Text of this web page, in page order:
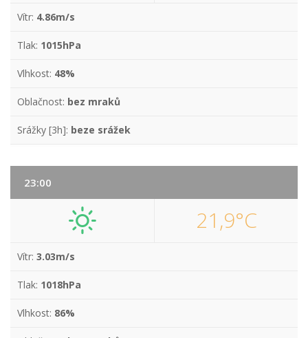
Vítr: 4.86m/s
Tlak: 1015hPa
Vlhkost: 48%
Oblačnost: bez mraků
Srážky [3h]: beze srážek
23:00
21,9°C
Vítr: 3.03m/s
Tlak: 1018hPa
Vlhkost: 86%